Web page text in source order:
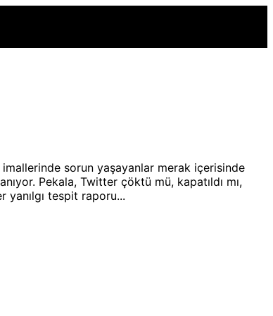
sorun yaşayanlar merak içerisinde
Pekala, Twitter çöktü mü, kapatıldı mı,
tespit raporu...